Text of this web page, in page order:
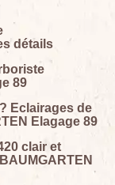
détails
89
Eclairages de
Elagage 89
clair et